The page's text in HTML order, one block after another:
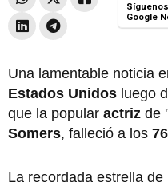
Google
Una lamentable noticia
Estados Unidos luego
que la popular actriz de
Somers, falleció a los
La recordada estrella